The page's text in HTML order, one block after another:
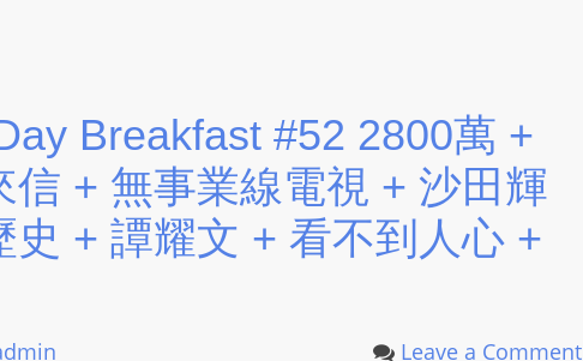
E
G
E
N
R
Breakfast #52 2800萬 +
信 + 無事業線電視 + 沙田輝
史 + 譚耀文 + 看不到人心 +
Leave a Comment